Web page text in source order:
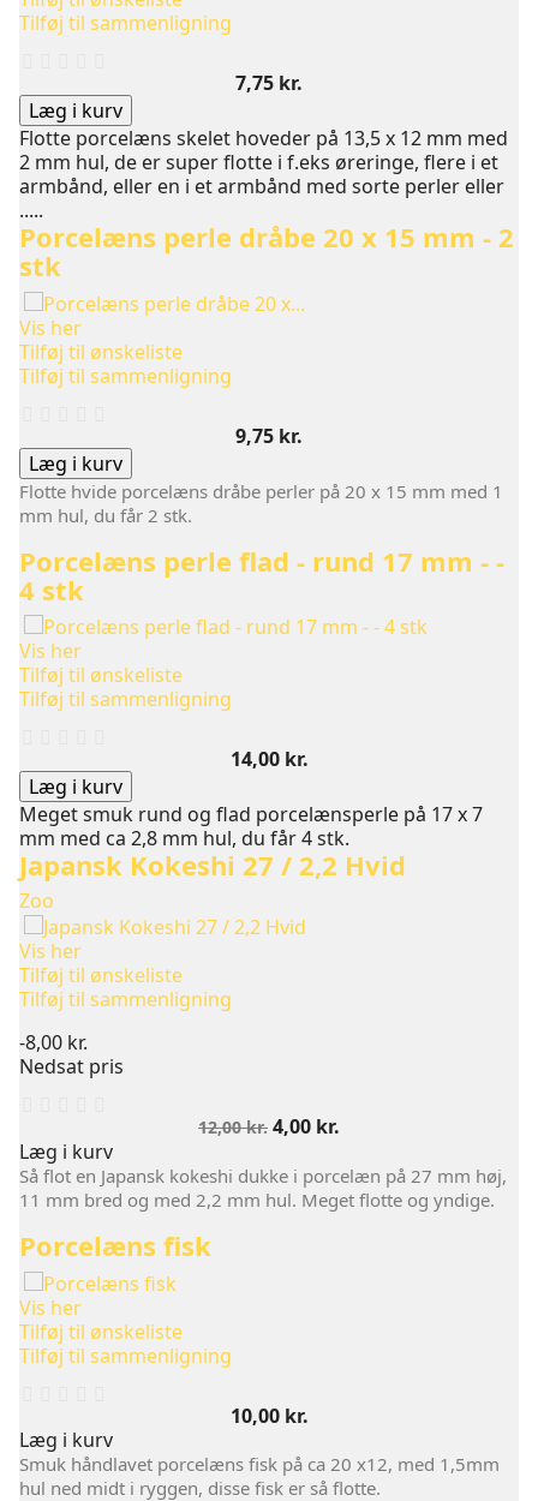
Tilføj til sammenligning
Pris
7,75 kr.
Læg i kurv
Flotte porcelæns skelet hoveder på 13,5 x 12 mm med
2 mm hul, de er super flotte i f.eks øreringe, flere i et
armbånd, eller en i et armbånd med sorte perler eller
.....
Porcelæns perle dråbe 20 x 15 mm - 2
stk
Vis her
Tilføj til ønskeliste
Tilføj til sammenligning
Pris
9,75 kr.
Læg i kurv
Flotte hvide porcelæns dråbe perler på 20 x 15 mm med 1
mm hul, du får 2 stk.
Porcelæns perle flad - rund 17 mm - -
4 stk
Vis her
Tilføj til ønskeliste
Tilføj til sammenligning
Pris
14,00 kr.
Læg i kurv
Meget smuk rund og flad porcelænsperle på 17 x 7
mm med ca 2,8 mm hul, du får 4 stk.
Japansk Kokeshi 27 / 2,2 Hvid
Zoo
Vis her
Tilføj til ønskeliste
Tilføj til sammenligning
-8,00 kr.
Nedsat pris
Normalpris
12,00 kr. Pris
4,00 kr.
Læg i kurv
Så flot en Japansk kokeshi dukke i porcelæn på 27 mm høj,
11 mm bred og med 2,2 mm hul. Meget flotte og yndige.
Porcelæns fisk
Vis her
Tilføj til ønskeliste
Tilføj til sammenligning
Pris
10,00 kr.
Læg i kurv
Smuk håndlavet porcelæns fisk på ca 20 x12, med 1,5mm
hul ned midt i ryggen, disse fisk er så flotte.